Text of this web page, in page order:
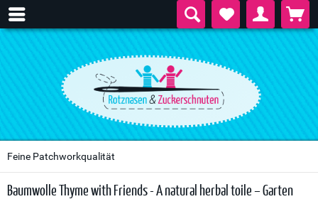
Feine Patchworkqualität
Baumwolle Thyme with Friends - A natural herbal toile – Garten